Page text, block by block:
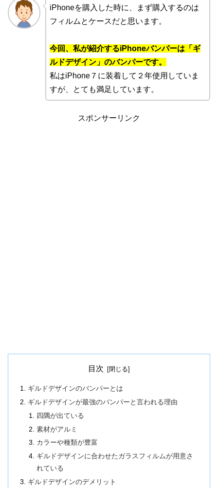
iPhoneを購入した時に、まず購入するのは
フィルムとケースだと思います。
今回、私が紹介するiPhoneバンパーは「ギ
ルドデザイン」のバンパーです。
私はiPhone７に装着して２年使用していま
すが、とても満足しています。
スポンサーリンク
目次
ギルドデザインのバンパーとは
ギルドデザインが最強のバンパーと言われる理由
四隅が出ている
素材がアルミ
カラーや種類が豊富
ギルドデザインに合わせたガラスフィルムが用意さ
れている
ギルドデザインのデメリット